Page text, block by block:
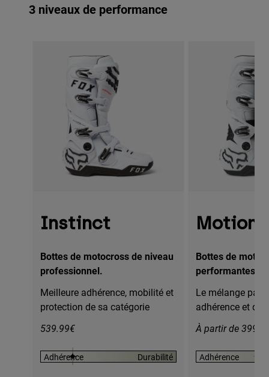
3 niveaux de performance
Instinct
Bottes de motocross de niveau
professionnel.
Meilleure adhérence, mobilité et
protection de sa catégorie
539.99€
Adhérence Durabilité
Motion
Bottes de
performantes.
Le mélange
adhérence et
À partir de
Adhérence